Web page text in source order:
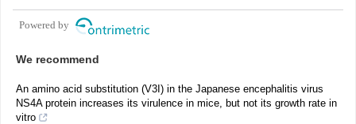
Powered by
We recommend
An amino acid substitution (V3I) in the Japanese encephalitis virus
NS4A protein increases its virulence in mice, but not its growth rate in
vitro